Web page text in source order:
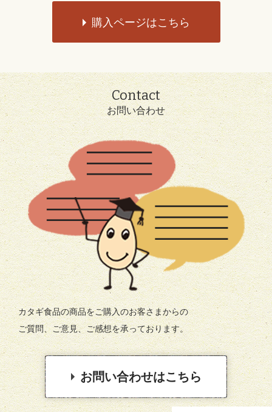
購入ページはこちら
Contact
お問い合わせ
カタギ食品の商品をご購入のお客さまからの
ご質問、ご意見、ご感想を承っております。
お問い合わせはこちら